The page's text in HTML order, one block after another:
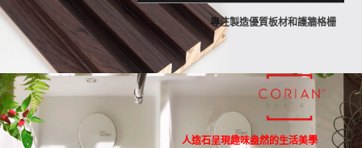
專注製造優質板材和護牆格栅
人造石呈現趣味盎然的生活美學